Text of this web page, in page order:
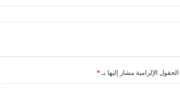
ا
و
الحقول الإلزامية مشار إليها بـ *